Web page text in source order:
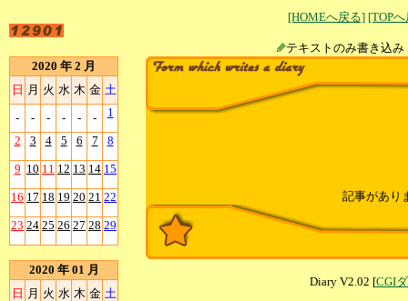
[HOMEへ戻る] [TOP
テキストのみ書
2020 年 2 月
日 月 火 水 木 金 土
- - - - - - 1
2 3 4 5 6 7 8
9 10 11 12 13 14 15
16 17 18 19 20 21 22
23 24 25 26 27 28 29
2020 年 01 月
日 月 火 水 木 金 土
記事があり
Diary V2.02 [CGI